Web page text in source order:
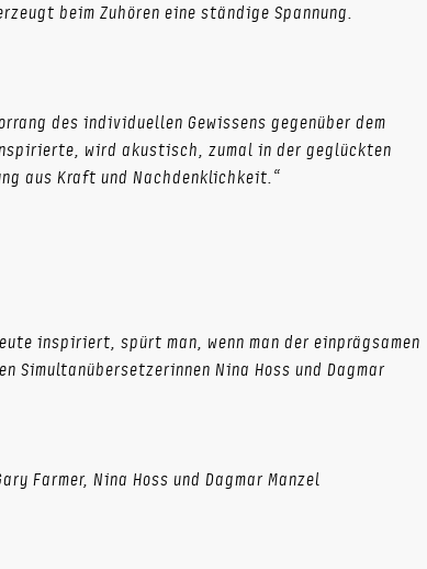
beim Zuhören eine ständige Spannung.
des individuellen Gewissens gegenüber dem
wird akustisch, zumal in der geglückten
aus Kraft und Nachdenklichkeit.“
inspiriert, spürt man, wenn man der einprägsamen
Simultanübersetzerinnen Nina Hoss und Dagmar
Farmer, Nina Hoss und Dagmar Manzel